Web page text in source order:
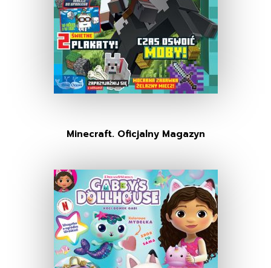
Minecraft. Oficjalny Magazyn